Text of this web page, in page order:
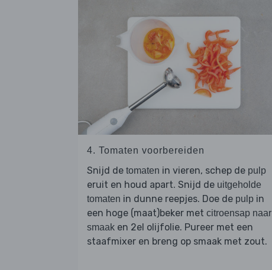
4. Tomaten voorbereiden
Snijd de tomaten in vieren, schep de pulp
eruit en houd apart. Snijd de uitgeholde
tomaten in dunne reepjes. Doe de pulp in
een hoge (maat)beker met citroensap naar
smaak en 2el olijfolie. Pureer met een
staafmixer en breng op smaak met zout.